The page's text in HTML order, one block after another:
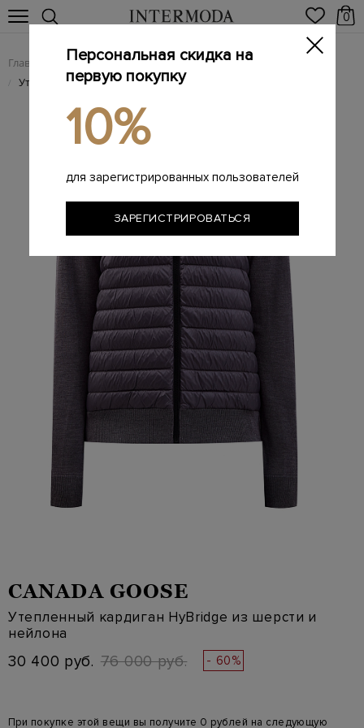
0
Главная Мужчинам / Одежда / Трикотаж
/ Утепленный кардиган HyBridge из шерсти и нейлона
CANADA GOOSE
Утепленный кардиган HyBridge из шерсти и
нейлона
30 400 руб. 76 000 руб. - 60%
При покупке этой вещи вы получите 0 рублей на следующую
Персональная скидка на
первую покупку
10%
для зарегистрированных пользователей
ЗАРЕГИСТРИРОВАТЬСЯ